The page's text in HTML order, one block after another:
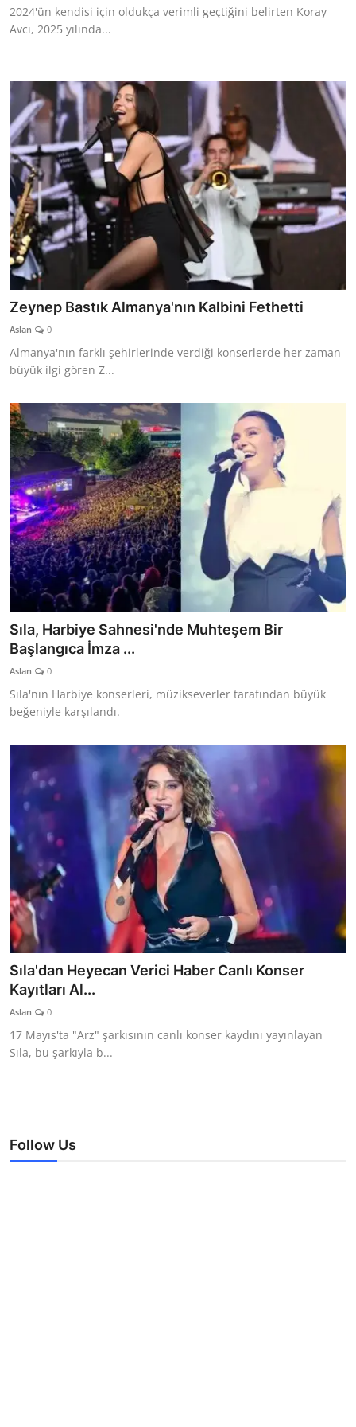
2024'ün kendisi için oldukça verimli geçtiğini belirten Koray
Avcı, 2025 yılında...
Zeynep Bastık Almanya'nın Kalbini Fethetti
Aslan 0
Almanya'nın farklı şehirlerinde verdiği konserlerde her zaman
büyük ilgi gören Z...
Sıla, Harbiye Sahnesi'nde Muhteşem Bir
Başlangıca İmza ...
Aslan 0
Sıla'nın Harbiye konserleri, müzikseverler tarafından büyük
beğeniyle karşılandı.
Sıla'dan Heyecan Verici Haber Canlı Konser
Kayıtları Al...
Aslan 0
17 Mayıs'ta "Arz" şarkısının canlı konser kaydını yayınlayan
Sıla, bu şarkıyla b...
Follow Us